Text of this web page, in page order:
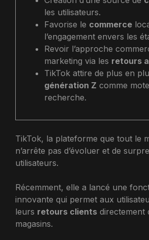
les utilisateurs.
Favorise le commerce
l’engagement envers les
Revoir l’approche
marketing via les retours
TikTok attire de plus en
génération Z comme
recherche.
TikTok, la plateforme que tout le
n’arrête pas d’évoluer et de
utilisateurs.
Récemment, elle a lancé une
innovante qui permet aux
leurs retours clients directement
magasins.